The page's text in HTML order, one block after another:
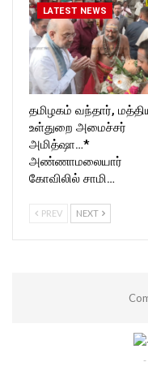
LATEST NEWS
தமிழகம் வந்தார்,
உள்துறை அமைச்சர்
அமித்ஷா…*
அண்ணாமலையார்
கோவிலில் சாமி…
PREV NEXT